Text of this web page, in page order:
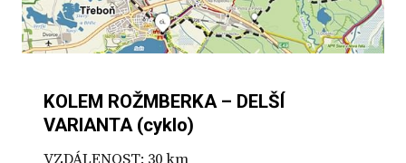
KOLEM ROŽMBERKA – DELŠÍ
VARIANTA (cyklo)